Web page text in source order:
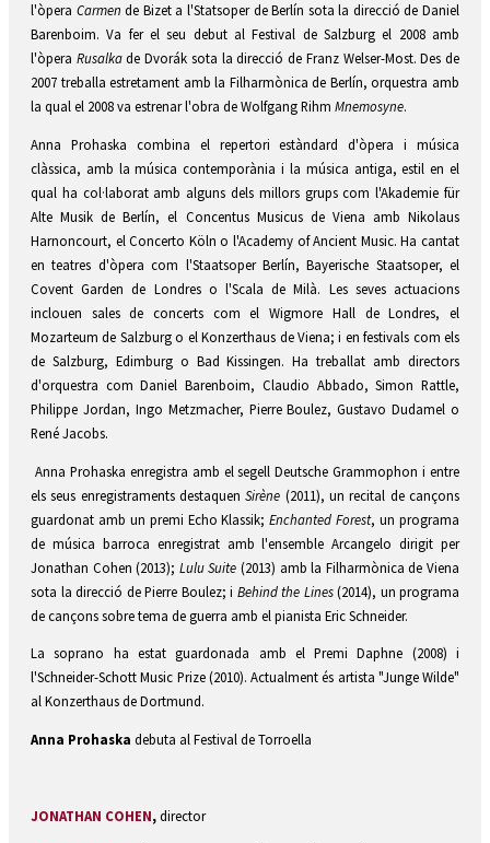
l'òpera Carmende Bizet a l'Statsoper de Berlín sota la direcció de Daniel
Barenboim. Va fer el seu debut al Festival de Salzburg el 2008 amb
l'òpera Rusalkade Dvorák sota la direcció de Franz Welser-Most. Des de
2007 treballa estretament amb la Filharmònica de Berlín, orquestra amb
la qual el 2008 va estrenar l'obra de Wolfgang Rihm Mnemosyne.
Anna Prohaska combina el repertori estàndard d'òpera i música
clàssica, amb la música contemporània i la música antiga, estil en el
qual ha col·laborat amb alguns dels millors grups com l'Akademie für
Alte Musik de Berlín, el Concentus Musicus de Viena amb Nikolaus
Harnoncourt, el Concerto Köln o l'Academy of Ancient Music. Ha cantat
en teatres d'òpera com l'Staatsoper Berlín, Bayerische Staatsoper, el
Covent Garden de Londres o l'Scala de Milà. Les seves actuacions
inclouen sales de concerts com el Wigmore Hall de Londres, el
Mozarteum de Salzburg o el Konzerthaus de Viena; i en festivals com els
de Salzburg, Edimburg o Bad Kissingen. Ha treballat amb directors
d'orquestra com Daniel Barenboim, Claudio Abbado, Simon Rattle,
Philippe Jordan, Ingo Metzmacher, Pierre Boulez, Gustavo Dudamel o
René Jacobs.
Anna Prohaska enregistra amb el segell Deutsche Grammophon i entre
els seus enregistraments destaquenSirène (2011), un recital de cançons
guardonat amb un premi Echo Klassik;Enchanted Forest, un programa
de música barroca enregistrat amb l'ensemble Arcangelo dirigit per
Jonathan Cohen (2013); Lulu Suite (2013) amb la Filharmònica de Viena
sota la direcció de Pierre Boulez; i Behind the Lines(2014), un programa
de cançons sobre tema de guerra amb el pianista Eric Schneider.
La soprano ha estat guardonada amb el Premi Daphne (2008) i
l'Schneider-Schott Music Prize (2010). Actualment és artista "Junge Wilde"
al Konzerthaus de Dortmund.
Anna Prohaska debuta al Festival de Torroella
JONATHAN COHEN,director